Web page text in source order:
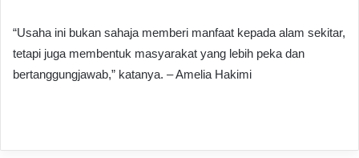
“Usaha ini bukan sahaja memberi manfaat kepada alam sekitar,
tetapi juga membentuk masyarakat yang lebih peka dan
bertanggungjawab,” katanya. – Amelia Hakimi